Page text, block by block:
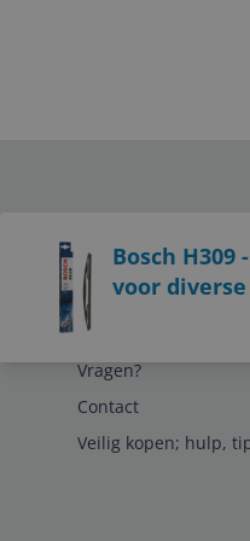
Bosch
voor
Service
Vragen?
Contact
Veilig kopen; hulp,